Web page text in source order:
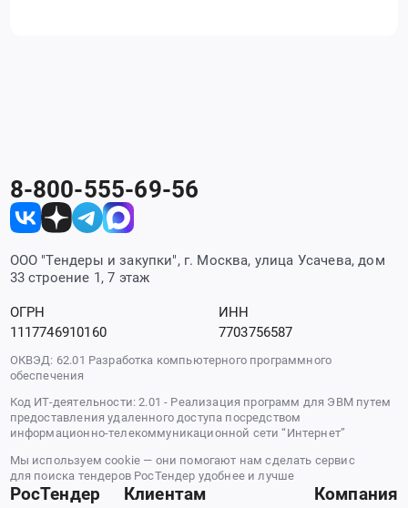
8-800-555-69-56
ООО "Тендеры и закупки", г. Москва, улица Усачева, дом
33 строение 1, 7 этаж
ОГРН
1117746910160
ИНН
7703756587
ОКВЭД: 62.01 Разработка компьютерного программного
обеспечения
Код ИТ-деятельности: 2.01 - Реализация программ для ЭВМ путем
предоставления удаленного доступа посредством
информационно-телекоммуникационной сети “Интернет”
Мы используем cookie — они помогают нам сделать сервис
для поиска тендеров РосТендер удобнее и лучше
РосТендер Клиентам Компания